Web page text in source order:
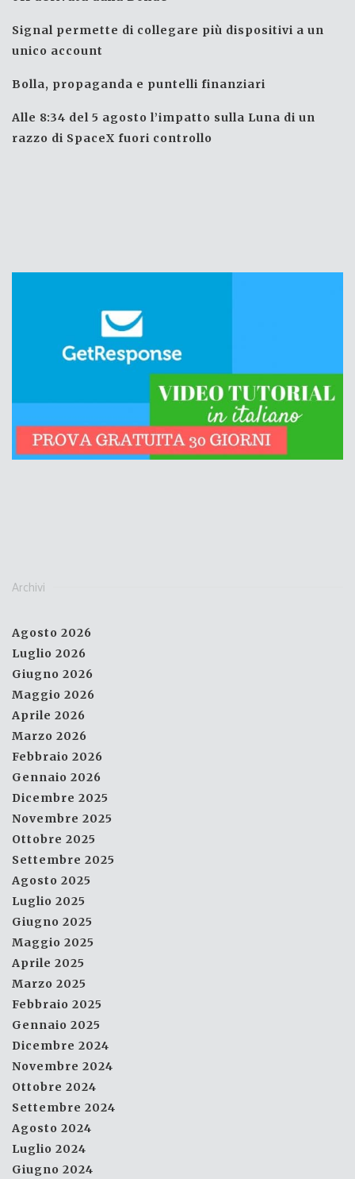
Signal permette di collegare più dispositivi a un
unico account
Bolla, propaganda e puntelli finanziari
Alle 8:34 del 5 agosto l’impatto sulla Luna di un
razzo di SpaceX fuori controllo
Archivi
Agosto 2026
Luglio 2026
Giugno 2026
Maggio 2026
Aprile 2026
Marzo 2026
Febbraio 2026
Gennaio 2026
Dicembre 2025
Novembre 2025
Ottobre 2025
Settembre 2025
Agosto 2025
Luglio 2025
Giugno 2025
Maggio 2025
Aprile 2025
Marzo 2025
Febbraio 2025
Gennaio 2025
Dicembre 2024
Novembre 2024
Ottobre 2024
Settembre 2024
Agosto 2024
Luglio 2024
Giugno 2024